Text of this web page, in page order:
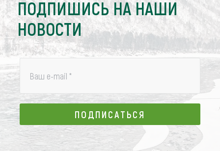
ПОДПИШИСЬ НА НАШИ
НОВОСТИ
Ваш e-mail *
ПОДПИСАТЬСЯ
ПОДПИСАТЬСЯ